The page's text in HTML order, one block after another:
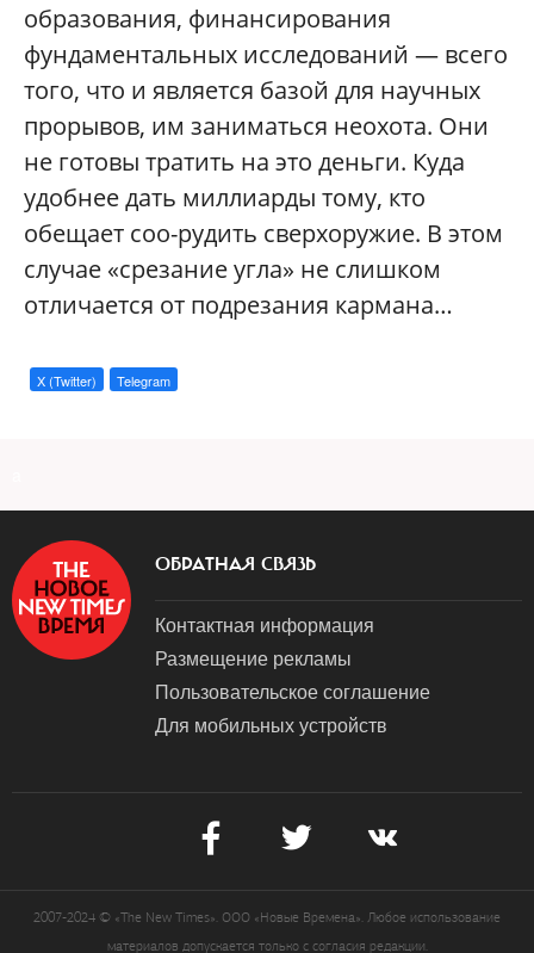
образования, финансирования
фундаментальных исследований — всего
того, что и является базой для научных
прорывов, им заниматься неохота. Они
не готовы тратить на это деньги. Куда
удобнее дать миллиарды тому, кто
обещает соо-рудить сверхоружие. В этом
случае «срезание угла» не слишком
отличается от подрезания кармана…
X (Twitter) Telegram
ОБРАТНАЯ СВЯЗЬ
Контактная информация
Размещение рекламы
Пользовательское соглашение
Для мобильных устройств
2007-2024 © «The New Times». ООО «Новые Времена». Любое использование
материалов допускается только с согласия редакции.